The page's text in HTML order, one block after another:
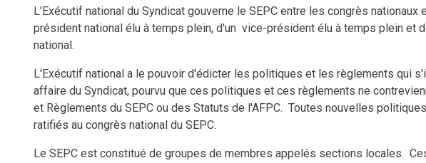
L'Exécutif national du Syndicat gouverne le SEPC entre les congrès
président national élu à temps plein, d'un vice-président élu à temps plein et
national.
L'Exécutif national a le pouvoir d'édicter les politiques et les règlements qui
affaire du Syndicat, pourvu que ces politiques et ces règlements ne
et Règlements du SEPC ou des Statuts de l'AFPC. Toutes nouvelles
ratifiés au congrès national du SEPC.
Le SEPC est constitué de groupes de membres appelés sections locales.